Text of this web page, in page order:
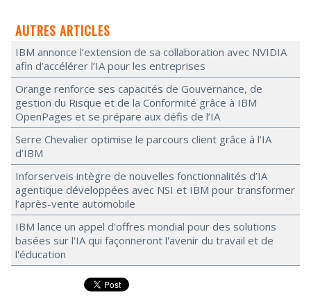
AUTRES ARTICLES
IBM annonce l’extension de sa collaboration avec NVIDIA
afin d’accélérer l’IA pour les entreprises
Orange renforce ses capacités de Gouvernance, de
gestion du Risque et de la Conformité grâce à IBM
OpenPages et se prépare aux défis de l’IA
Serre Chevalier optimise le parcours client grâce à l’IA
d’IBM
Inforserveis intègre de nouvelles fonctionnalités d’IA
agentique développées avec NSI et IBM pour transformer
l’après-vente automobile
IBM lance un appel d'offres mondial pour des solutions
basées sur l'IA qui façonneront l'avenir du travail et de
l'éducation